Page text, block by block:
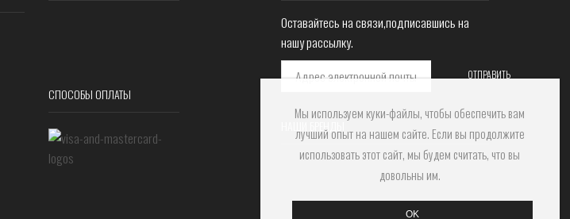
Мы используем куки-файлы, чтобы обеспечить вам
лучший опыт на нашем сайте. Если вы продолжите
использовать этот сайт, мы будем считать, что вы
довольны им.
OK
СПОСОБЫ ОПЛАТЫ
Оставайтесь на связи,подписавшись на
нашу рассылку.
НАШИ БРЕНДЫ